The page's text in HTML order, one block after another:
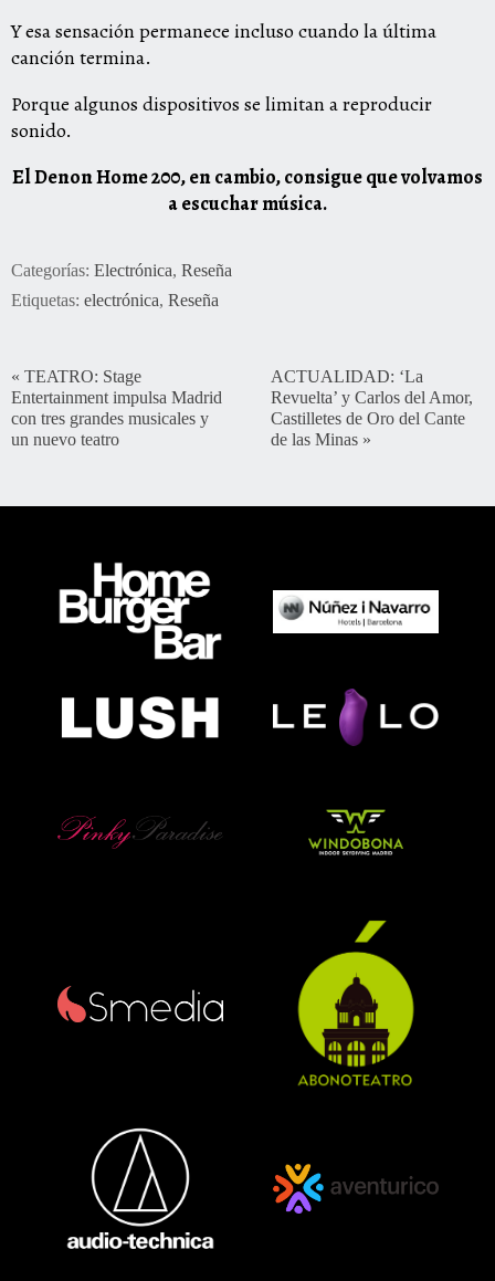
Y esa sensación permanece incluso cuando la última
canción termina.
Porque algunos dispositivos se limitan a reproducir
sonido.
El Denon Home 200, en cambio, consigue que volvamos
a escuchar música.
Categorías: Electrónica, Reseña
Etiquetas: electrónica, Reseña
« TEATRO: Stage
Entertainment impulsa Madrid
con tres grandes musicales y
un nuevo teatro
ACTUALIDAD: ‘La
Revuelta’ y Carlos del Amor,
Castilletes de Oro del Cante
de las Minas »